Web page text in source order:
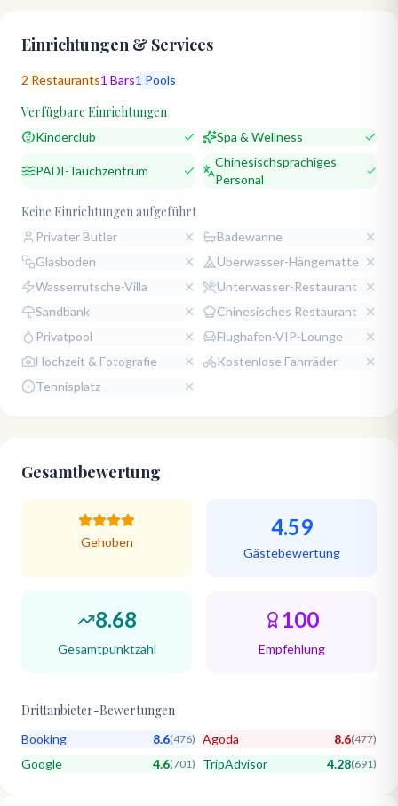
Einrichtungen & Services
2 Restaurants1 Bars1 Pools
Verfügbare Einrichtungen
Kinderclub Spa & Wellness
PADI-Tauchzentrum
Chinesischsprachiges
Personal
Keine Einrichtungen aufgeführt
Privater Butler
Badewanne
Glasboden
Überwasser-Hängematte
Wasserrutsche-Villa
Unterwasser-Restaurant
Sandbank
Chinesisches Restaurant
Privatpool
Flughafen-VIP-Lounge
Hochzeit & Fotografie
Kostenlose Fahrräder
Tennisplatz
Gesamtbewertung
Gehoben
4.59
Gästebewertung
8.68
Gesamtpunktzahl
100
Empfehlung
Drittanbieter-Bewertungen
Booking 8.6(476) Agoda 8.6(477)
Google 4.6(701) TripAdvisor 4.28(691)